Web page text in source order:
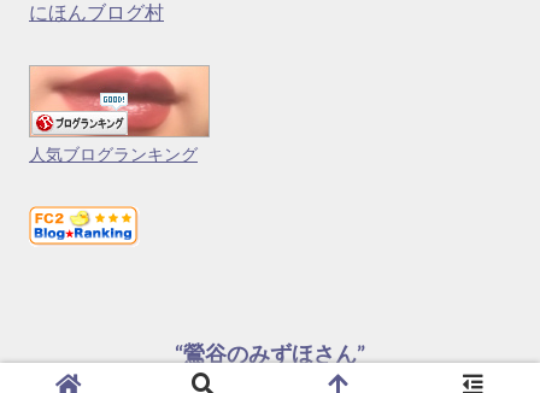
にほんブログ村
人気ブログランキング
“鶯谷のみずほさん”
© 2024 “鶯谷のみずほさん”.